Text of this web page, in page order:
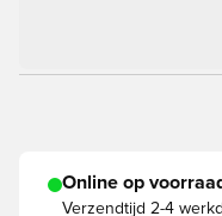
Online op
Verzendtijd 2-4